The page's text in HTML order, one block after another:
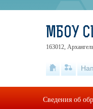
МБОУ
163012,
Сведения об